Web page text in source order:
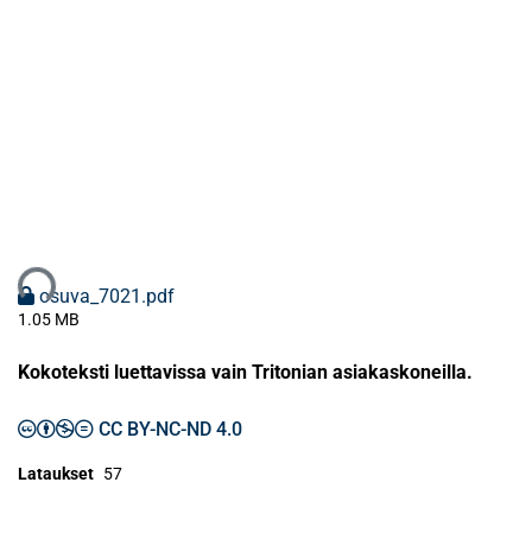
osuva_7021.pdf
1.05 MB
Kokoteksti luettavissa vain Tritonian asiakaskoneilla.
CC BY-NC-ND 4.0
Lataukset 57